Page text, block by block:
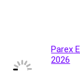
Parex
2026